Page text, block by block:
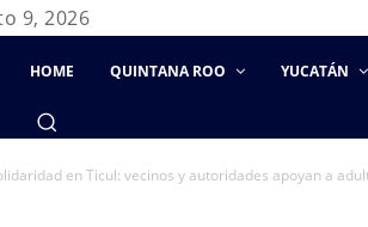
9, 2026
HOME QUINTANA ROO YUCATÁN
en Ticul: vecinos y autoridades apoyan a